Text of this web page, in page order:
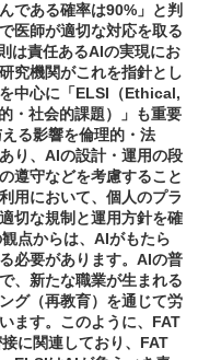
である確率は90%」と判
医師が適切な対応を取る
は責任あるAIの実現にお
究機関がこれを指針とし
中心に「ELSI（Ethical,
・社会的課題）」も重要
る影響を倫理的・法
り、AIの設計・運用の段
遵守などを考慮すること
用において、個人のプラ
切な規制と運用方針を確
点からは、AIがもたら
必要があります。AIの普
、新たな職業が生まれる
グ（再教育）を通じて労
ます。このように、FAT
に関連しており、FAT